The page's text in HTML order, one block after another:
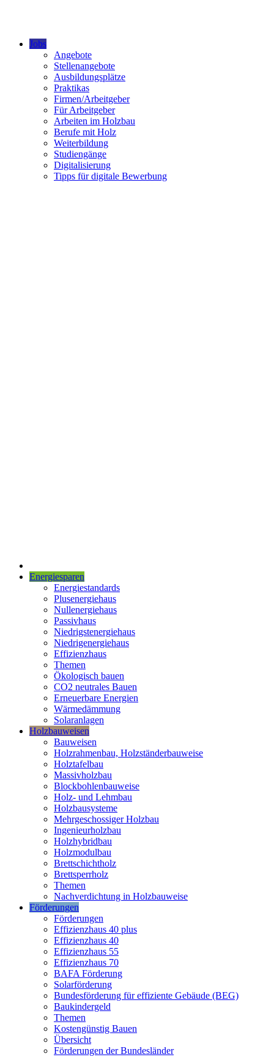
Jobs
Angebote
Stellenangebote
Ausbildungsplätze
Praktikas
Firmen/Arbeitgeber
Für Arbeitgeber
Arbeiten im Holzbau
Berufe mit Holz
Weiterbildung
Studiengänge
Digitalisierung
Tipps für digitale Bewerbung
Energiesparen
Energiestandards
Plusenergiehaus
Nullenergiehaus
Passivhaus
Niedrigstenergiehaus
Niedrigenergiehaus
Effizienzhaus
Themen
Ökologisch bauen
CO2 neutrales Bauen
Erneuerbare Energien
Wärmedämmung
Solaranlagen
Holzbauweisen
Bauweisen
Holzrahmenbau, Holzständerbauweise
Holztafelbau
Massivholzbau
Blockbohlenbauweise
Holz- und Lehmbau
Holzbausysteme
Mehrgeschossiger Holzbau
Ingenieurholzbau
Holzhybridbau
Holzmodulbau
Brettschichtholz
Brettsperrholz
Themen
Nachverdichtung in Holzbauweise
Förderungen
Förderungen
Effizienzhaus 40 plus
Effizienzhaus 40
Effizienzhaus 55
Effizienzhaus 70
BAFA Förderung
Solarförderung
Bundesförderung für effiziente Gebäude (BEG)
Baukindergeld
Themen
Kostengünstig Bauen
Übersicht
Förderungen der Bundesländer